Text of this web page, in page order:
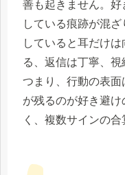
善も起きません。
している痕跡が混
していると耳だけ
る、返信は丁寧、視
つまり、行動の表面
が残るのが好き避
く、複数サインの合